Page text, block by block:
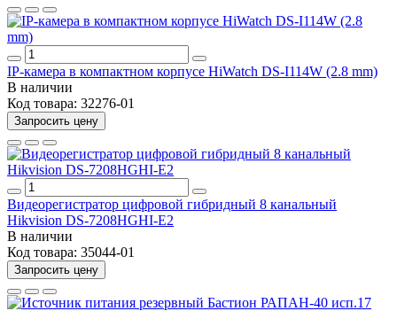
IP-камера в компактном корпусе HiWatch DS-I114W (2.8 mm)
В наличии
Код товара: 32276-01
Запросить цену
Видеорегистратор цифровой гибридный 8 канальный
Hikvision DS-7208HGHI-E2
В наличии
Код товара: 35044-01
Запросить цену